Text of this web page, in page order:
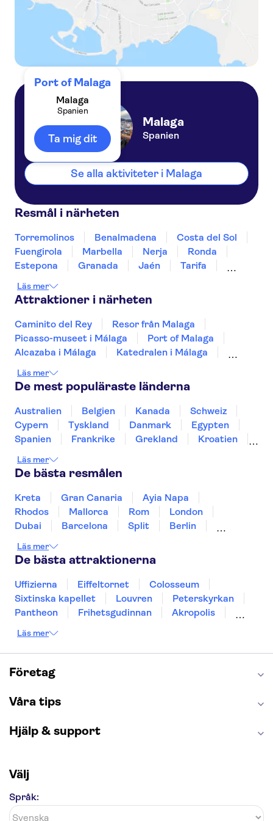
Port of Malaga
Malaga
Spanien
Ta mig dit
Malaga
Spanien
Se alla aktiviteter i Malaga
Resmål i närheten
Torremolinos Benalmadena
Costa del Sol
Fuengirola
Marbella Nerja
Ronda
Estepona
Granada Jaén
Tarifa
Läs mer
Attraktioner i närheten
Caminito del Rey
Resor från Malaga
Picasso-museet i Málaga
Port of Malaga
Alcazaba i Málaga
Katedralen i Málaga
Aquarium Poema del Mar
TUI Palma Marathon Mallorca 2026
Puerto Colon
Sagrada Família
Aqualandia Benidorm
Siam Park Terra Mitica
Läs mer
De mest populäraste länderna
Australien Belgien Kanada
Schweiz
Cypern
Tyskland Danmark
Egypten
Spanien
Frankrike Grekland
Kroatien
Sverige
Thailand
Läs mer
De bästa resmålen
Kreta Gran Canaria
Ayia Napa
Rhodos
Mallorca Rom
London
Dubai
Barcelona Split
Berlin
Gdansk
Oslo Helsingfors
Helsingborg
Läs mer
De bästa attraktionerna
Uffizierna Eiffeltornet
Colosseum
Sixtinska kapellet
Louvren
Peterskyrkan
Pantheon
Frihetsgudinnan
Akropolis
Burj Khalifa
Saltgruvan i Wieliczka
Alhambra
Caminito del Rey
London Dungeon
Läs mer
Företag
Våra tips
Hjälp & support
Välj
Språk: